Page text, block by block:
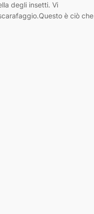
degli insetti. Vi
è ciò che